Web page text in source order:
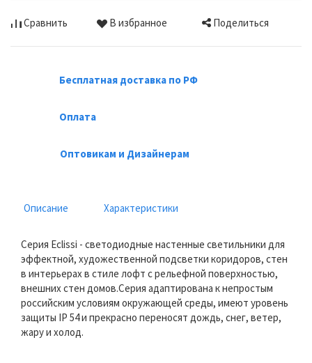
Сравнить В избранное Поделиться
Бесплатная доставка по РФ
Оплата
Оптовикам и Дизайнерам
Описание Характеристики
Серия Eclissi - светодиодные настенные светильники для
эффектной, художественной подсветки коридоров, стен
в интерьерах в стиле лофт с рельефной поверхностью,
внешних стен домов.Серия адаптирована к непростым
российским условиям окружающей среды, имеют уровень
защиты IP 54 и прекрасно переносят дождь, снег, ветер,
жару и холод.